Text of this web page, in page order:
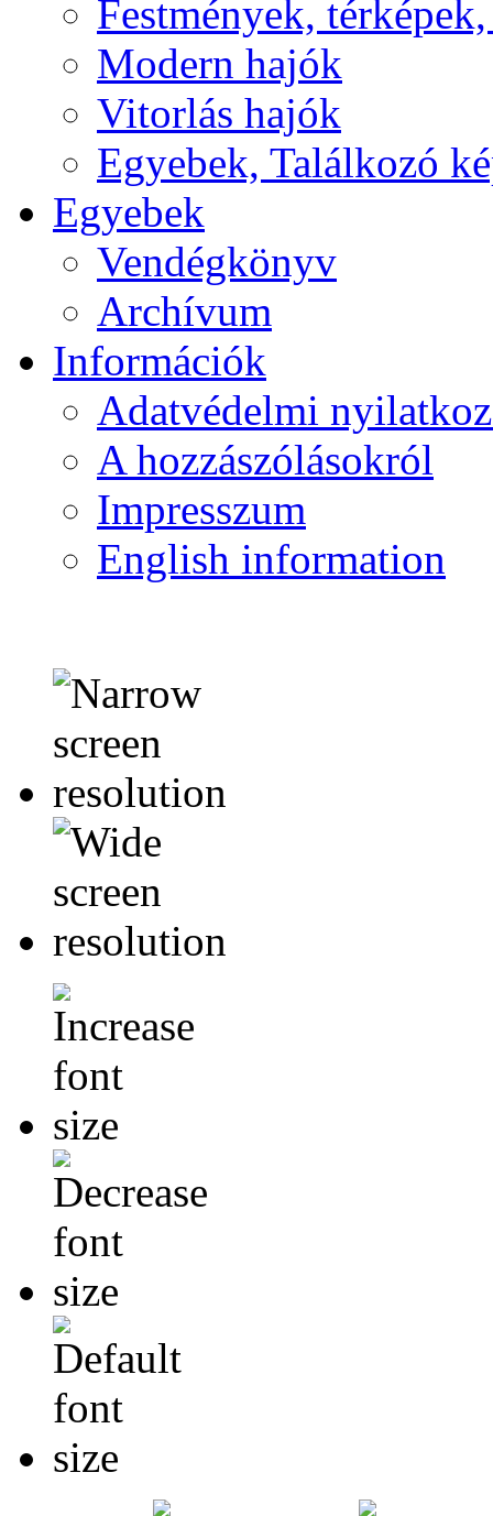
Festmények,
Modern hajók
Vitorlás hajók
Egyebek, Találkozó
Egyebek
Vendégkönyv
Archívum
Információk
Adatvédelmi
A hozzászólásokról
Impresszum
English information